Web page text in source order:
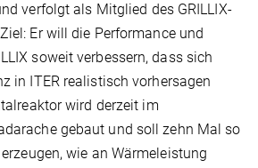
verfolgt als Mitglied des GRILLIX-
Er will die Performance und
soweit verbessern, dass sich
in ITER realistisch vorhersagen
wird derzeit im
gebaut und soll zehn Mal so
wie an Wärmeleistung